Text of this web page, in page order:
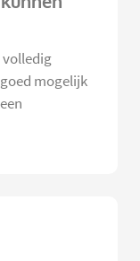
volledig
mogelijk